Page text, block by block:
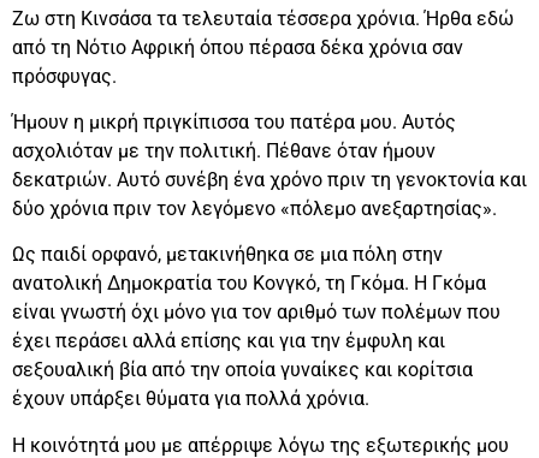
Ζω στη Κινσάσα τα τελευταία τέσσερα χρόνια. Ήρθα εδώ
από τη Νότιο Αφρική όπου πέρασα δέκα χρόνια σαν
πρόσφυγας.
Ήμουν η μικρή πριγκίπισσα του πατέρα μου. Αυτός
ασχολιόταν με την πολιτική. Πέθανε όταν ήμουν
δεκατριών. Αυτό συνέβη ένα χρόνο πριν τη γενοκτονία και
δύο χρόνια πριν τον λεγόμενο «πόλεμο ανεξαρτησίας».
Ως παιδί ορφανό, μετακινήθηκα σε μια πόλη στην
ανατολική Δημοκρατία του Κονγκό, τη Γκόμα. Η Γκόμα
είναι γνωστή όχι μόνο για τον αριθμό των πολέμων που
έχει περάσει αλλά επίσης και για την έμφυλη και
σεξουαλική βία από την οποία γυναίκες και κορίτσια
έχουν υπάρξει θύματα για πολλά χρόνια.
Η κοινότητά μου με απέρριψε λόγω της εξωτερικής μου